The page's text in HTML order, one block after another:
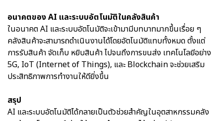
อนาคตของ AI และระบบอัตโนมัติในคลังสินค้า
ในอนาคต AI และระบบอัตโนมัติจะเข้ามามีบทบาทมากขึ้นเรื่อย ๆ
คลังสินค้าจะสามารถดำเนินงานได้โดยอัตโนมัติแทบทั้งหมด ตั้งแต่
การรับสินค้า จัดเก็บ หยิบสินค้า ไปจนถึงการขนส่ง เทคโนโลยีอย่าง
5G, IoT (Internet of Things), และ Blockchain จะช่วยเสริม
ประสิทธิภาพการทำงานให้ดียิ่งขึ้น
สรุป
AI และระบบอัตโนมัติได้กลายเป็นตัวช่วยสำคัญในอุตสาหกรรมคลัง